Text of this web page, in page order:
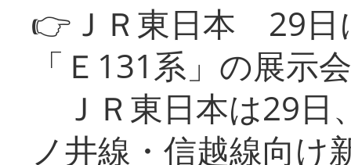
👉ＪＲ東日本 29日
「Ｅ131系」の展示会
ＪＲ東日本は29日
ノ井線・信越線向け